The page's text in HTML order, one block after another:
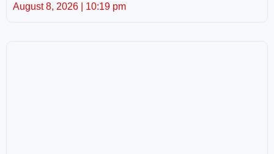
August 8, 2026 10:19 pm